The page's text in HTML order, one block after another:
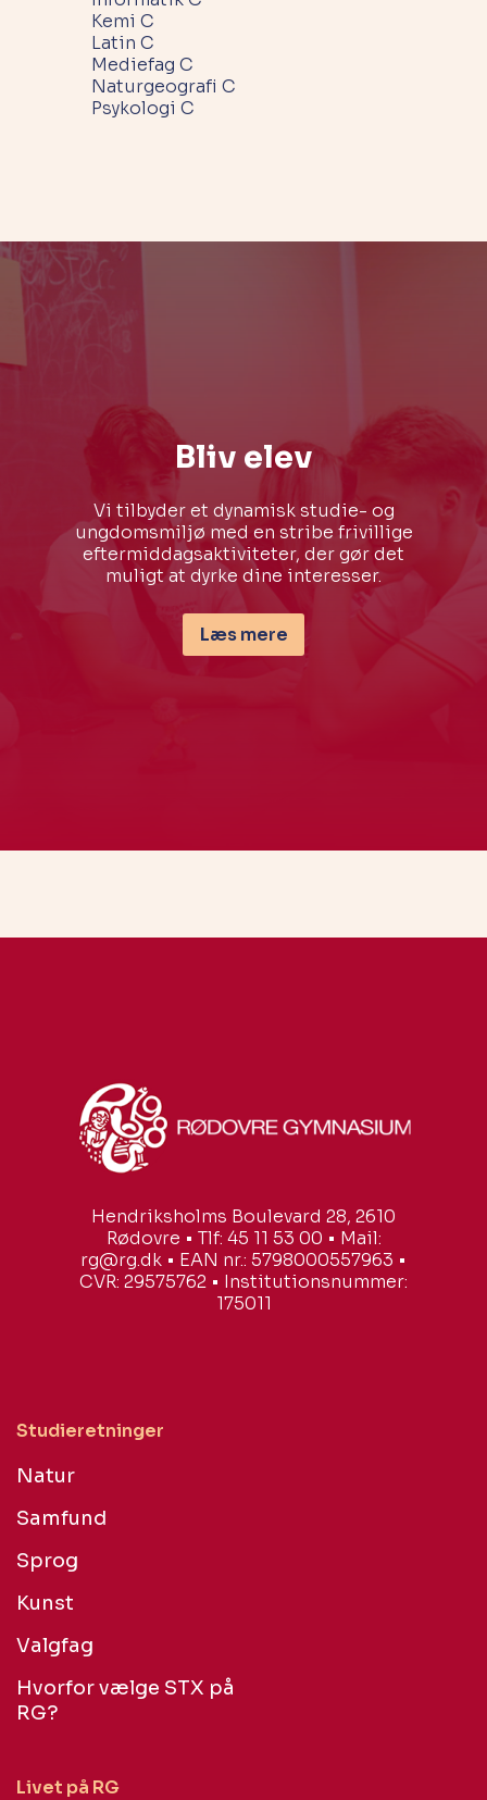
Kemi C
Latin C
Mediefag C
Naturgeografi C
Psykologi C
Bliv elev
Vi tilbyder et dynamisk studie- og
ungdomsmiljø med en stribe frivillige
eftermiddagsaktiviteter, der gør det
muligt at dyrke dine interesser.
Læs mere
Hendriksholms Boulevard 28, 2610
Rødovre • Tlf: 45 11 53 00 • Mail:
rg@rg.dk • EAN nr.: 5798000557963 •
CVR: 29575762 • Institutionsnummer:
175011
Studieretninger
Natur
Samfund
Sprog
Kunst
Valgfag
Hvorfor vælge STX på
RG?
Livet på RG